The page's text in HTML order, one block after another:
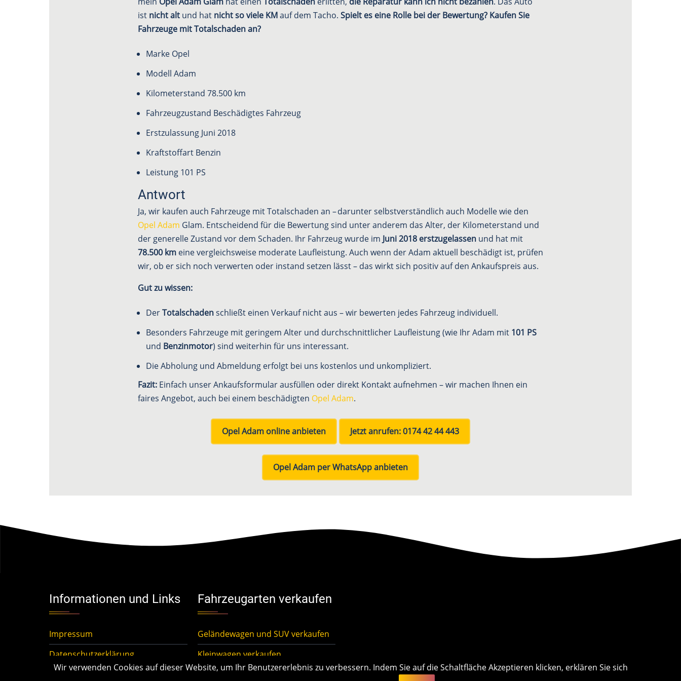
ist nicht alt und hat nicht so viele KMauf dem Tacho. Spielt es eine Rolle bei der Bewertung? Kaufen Sie
Fahrzeuge mit Totalschaden an?
Marke Opel
Modell Adam
Kilometerstand 78.500 km
Fahrzeugzustand Beschädigtes Fahrzeug
Erstzulassung Juni 2018
Kraftstoffart Benzin
Leistung 101 PS
Antwort
Ja, wir kaufen auch Fahrzeuge mit Totalschaden an – darunter selbstverständlich auch Modelle wie den
Opel Adam Glam. Entscheidend für die Bewertung sind unter anderem das Alter, der Kilometerstand und
der generelle Zustand vor dem Schaden. Ihr Fahrzeug wurde im Juni 2018 erstzugelassen und hat mit
78.500 km eine vergleichsweise moderate Laufleistung. Auch wenn der Adam aktuell beschädigt ist, prüfen
wir, ob er sich noch verwerten oder instand setzen lässt – das wirkt sich positiv auf den Ankaufspreis aus.
Gut zu wissen:
DerTotalschadenschließt einen Verkauf nicht aus – wir bewerten jedes Fahrzeug individuell.
Besonders Fahrzeuge mit geringem Alter und durchschnittlicher Laufleistung (wie Ihr Adam mit 101 PS
und Benzinmotor) sind weiterhin für uns interessant.
Die Abholung und Abmeldung erfolgt bei uns kostenlos und unkompliziert.
Fazit: Einfach unser Ankaufsformular ausfüllen oder direkt Kontakt aufnehmen – wir machen Ihnen ein
faires Angebot, auch bei einem beschädigten Opel Adam.
Opel Adam online anbieten Jetzt anrufen: 0174 42 44 443
Opel Adam per WhatsApp anbieten
Informationen und Links
Impressum
Datenschutzerklärung
Fahrzeugarten verkaufen
Geländewagen und SUV verkaufen
Kleinwagen verkaufen
Mittelklassewagen verkaufen
Wir verwenden Cookies auf dieser Website, um Ihr Benutzererlebnis zu verbessern. Indem Sie auf die Schaltfläche Akzeptieren klicken, erklären Sie sich